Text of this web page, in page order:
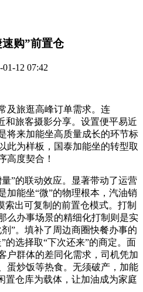
购”前置仓
12 07:42
旅逛高峰订单需求。连
和旅客摄影分享。设置便平易近
将来加能坐高质量成长的环节标
此为样板，国泰加能坐的转型取
高度契合！
的联动效应。显著带动了运营
加能坐“微”的物理根本，汽油销
索出可复制的前置仓模式。打制
么办事场景的精细化打制则是实
”。填补了周边商圈快餐办事的
的选择取“下次还来”的商定。面
户群体的差同化需求，司机凭加
蛋炒饭等热食。无须破产，加能
置仓库为载体，让加油成为家庭